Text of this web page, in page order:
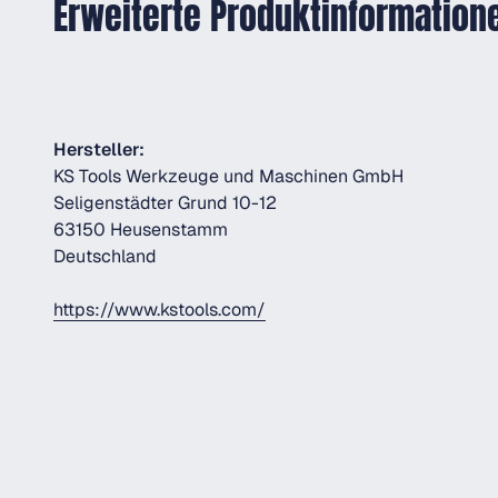
Erweiterte
Hersteller:
KS Tools Werkzeuge und Maschinen GmbH
Seligenstädter Grund 10-12
63150 Heusenstamm
Deutschland
https://www.kstools.com/